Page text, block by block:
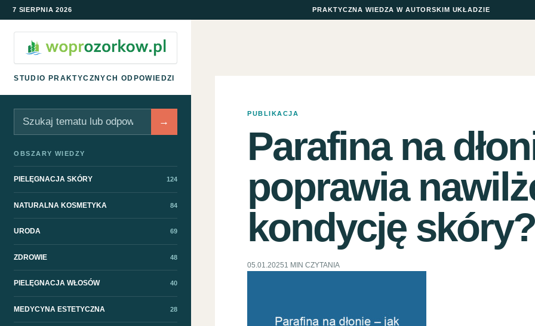
7 SIERPNIA 2026 PRAKTYCZNA WIEDZA W AUTORSKIM UKŁADZIE
STUDIO PRAKTYCZNYCH ODPOWIEDZI
Szukaj →
OBSZARY WIEDZY
PIELĘGNACJA SKÓRY 124
NATURALNA KOSMETYKA 84
URODA 69
ZDROWIE 48
PIELĘGNACJA WŁOSÓW 40
MEDYCYNA ESTETYCZNA 28
PUBLIKACJA
Parafina na
poprawia
kondycję skóry?
05.01.20251 MIN CZYTANIA